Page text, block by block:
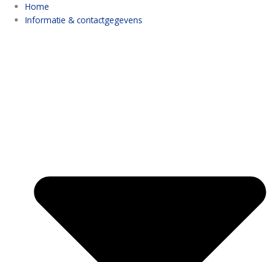
naar
Home
Informatie & contactgegevens